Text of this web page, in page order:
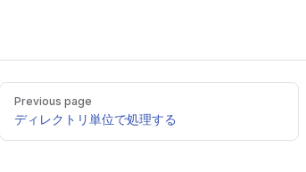
Pager
Previous page
ディレクトリ単位で処理する